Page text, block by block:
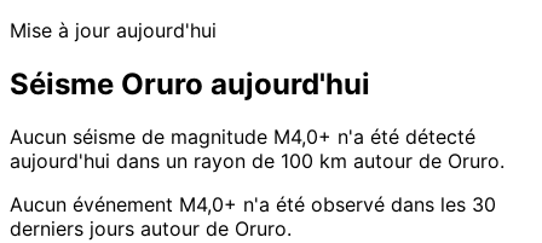
Mise à jour aujourd'hui
Séisme Oruro aujourd'hui
Aucun séisme de magnitude M4,0+ n'a été détecté
aujourd'hui dans un rayon de 100 km autour de Oruro.
Aucun événement M4,0+ n'a été observé dans les 30
derniers jours autour de Oruro.